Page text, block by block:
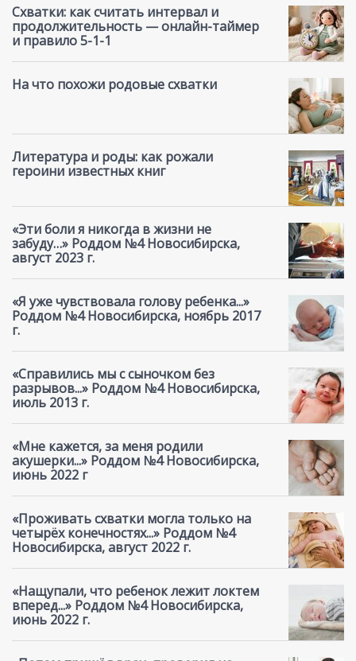
Схватки: как считать интервал и
продолжительность — онлайн-таймер
и правило 5-1-1
На что похожи родовые схватки
Литература и роды: как рожали
героини известных книг
«Эти боли я никогда в жизни не
забуду…» Роддом №4 Новосибирска,
август 2023 г.
«Я уже чувствовала голову ребенка...»
Роддом №4 Новосибирска, ноябрь 2017
г.
«Справились мы с сыночком без
разрывов...» Роддом №4 Новосибирска,
июль 2013 г.
«Мне кажется, за меня родили
акушерки...» Роддом №4 Новосибирска,
июнь 2022 г
«Проживать схватки могла только на
четырёх конечностях...» Роддом №4
Новосибирска, август 2022 г.
«Нащупали, что ребенок лежит локтем
вперед...» Роддом №4 Новосибирска,
июнь 2022 г.